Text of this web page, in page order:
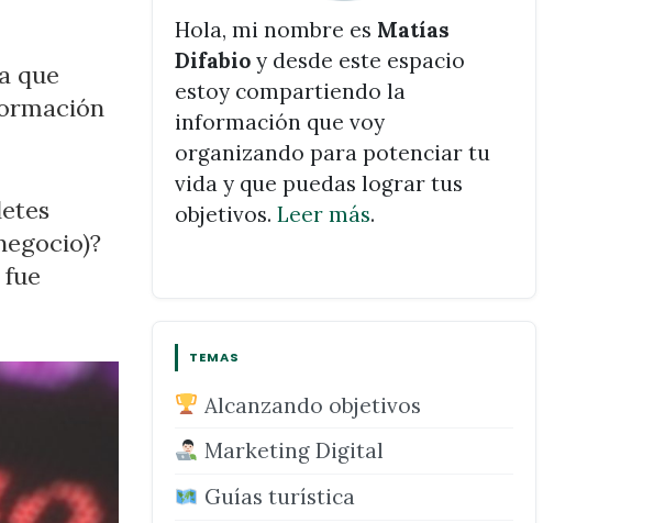
que
Hola, mi nombre es Matías
Difabio y desde este espacio
estoy compartiendo la
información que voy
organizando para potenciar tu
vida y que puedas lograr tus
objetivos. Leer más.
TEMAS
Alcanzando objetivos
Marketing Digital
Guías turística